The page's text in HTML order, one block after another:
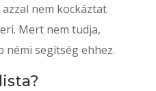
nem kockáztat
Mert nem tudja,
némi segítség ehhez.